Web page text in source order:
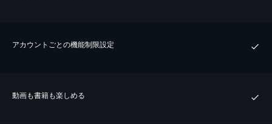
アカウントごとの機能制限設定
動画も書籍も楽しめる